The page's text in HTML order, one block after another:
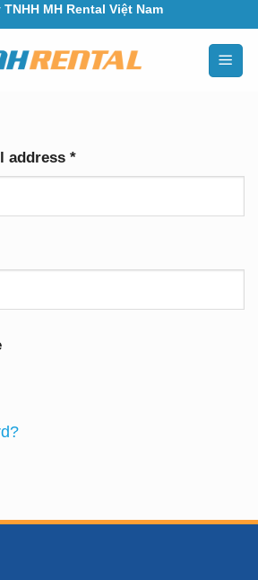
MH Rental Việt Nam
address *